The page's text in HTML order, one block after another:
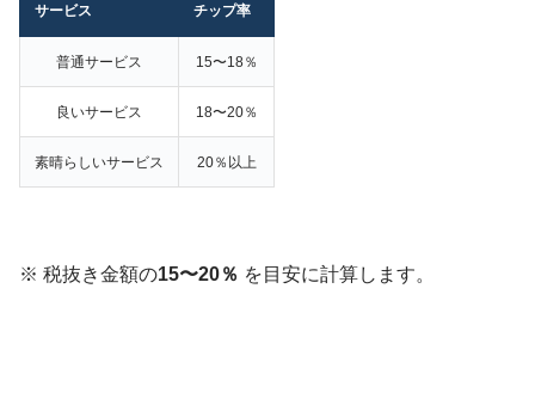
サービス チップ率
普通サービス 15〜18％
良いサービス 18〜20％
素晴らしいサービス 20％以上
※ 税抜き金額の15〜20％ を目安に計算します。